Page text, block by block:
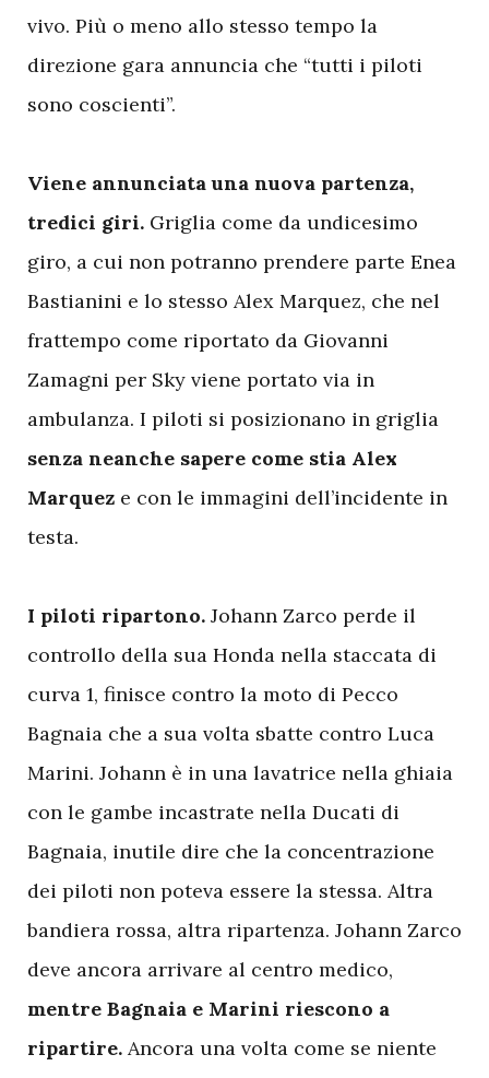
vivo. Più o meno allo stesso tempo la
direzione gara annuncia che “tutti i piloti
sono coscienti”.
Viene annunciata una nuova partenza,
tredici giri. Griglia come da undicesimo
giro, a cui non potranno prendere parte Enea
Bastianini e lo stesso Alex Marquez, che nel
frattempo come riportato da Giovanni
Zamagni per Sky viene portato via in
ambulanza. I piloti si posizionano in griglia
senza neanche sapere come stia Alex
Marquez e con le immagini dell’incidente in
testa.
I piloti ripartono. Johann Zarco perde il
controllo della sua Honda nella staccata di
curva 1, finisce contro la moto di Pecco
Bagnaia che a sua volta sbatte contro Luca
Marini. Johann è in una lavatrice nella ghiaia
con le gambe incastrate nella Ducati di
Bagnaia, inutile dire che la concentrazione
dei piloti non poteva essere la stessa. Altra
bandiera rossa, altra ripartenza. Johann Zarco
deve ancora arrivare al centro medico,
mentre Bagnaia e Marini riescono a
ripartire. Ancora una volta come se niente